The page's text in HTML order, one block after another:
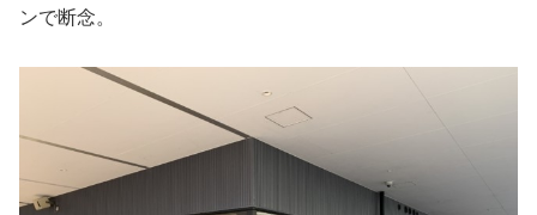
ンで断念。